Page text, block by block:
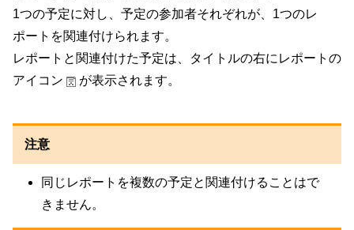
1つの予定に対し、予定の参加者それぞれが、1つのレ
ポートを関連付けられます。
レポートと関連付けた予定は、タイトルの右にレポートの
アイコン
が表示されます。
注意
同じレポートを複数の予定と関連付けることはで
きません。